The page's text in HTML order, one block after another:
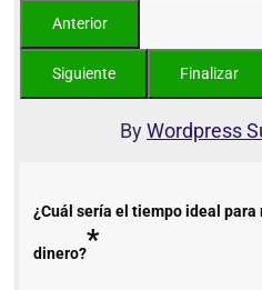
ByWordpress
¿Cuál sería el tiempo ideal para
dinero?*